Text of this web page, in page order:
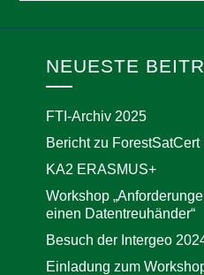
NEUESTE
FTI-Archiv 2025
Bericht zu ForestSatCert
KA2 ERASMUS+
Workshop
einen Datentreuhänder“
Besuch der Intergeo
Einladung zum